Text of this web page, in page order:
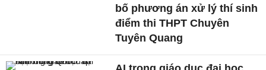
bố phương án xử lý thí sinh
điểm thi THPT Chuyên
Tuyên Quang